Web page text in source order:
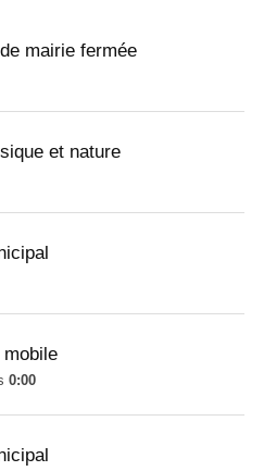
mairie fermée
et nature
0:00